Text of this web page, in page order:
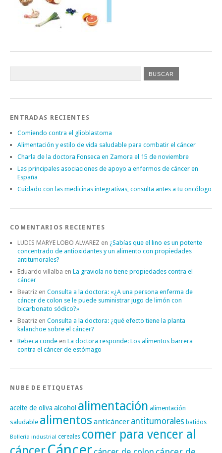
ENTRADAS RECIENTES
Comiendo contra el glioblastoma
Alimentación y estilo de vida saludable para combatir el cáncer
Charla de la doctora Fonseca en Zamora el 15 de noviembre
Las principales asociaciones de apoyo a enfermos de cáncer en
España
Cuidado con las medicinas integrativas, consulta antes a tu oncólogo
COMENTARIOS RECIENTES
LUDIS MARYE LOBO ALVAREZ en ¿Sabías que el lino es un potente
concentrado de antioxidantes y un alimento con propiedades
antitumorales?
Eduardo villalba en La graviola no tiene propiedades contra el
cáncer
Beatriz en Consulta a la doctora: «¿A una persona enferma de
cáncer de colon se le puede suministrar jugo de limón con
bicarbonato sódico?»
Beatriz en Consulta a la doctora: ¿qué efecto tiene la planta
kalanchoe sobre el cáncer?
Rebeca conde en La doctora responde: Los alimentos barrera
contra el cáncer de estómago
NUBE DE ETIQUETAS
aceite de oliva alcohol alimentación alimentación
saludable alimentos anticáncer antitumorales batidos
Bollería industrial cereales comer para vencer al